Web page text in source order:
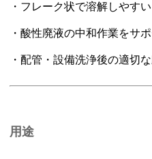
・フレーク状で溶解しやす
・酸性廃液の中和作業をサポ
・配管・設備洗浄後の適切
用途